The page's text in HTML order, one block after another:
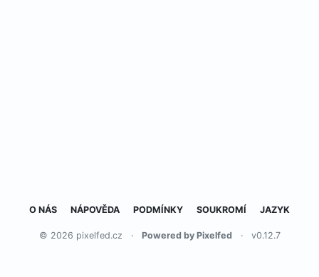
O NÁS NÁPOVĚDA PODMÍNKY SOUKROMÍ JAZYK
© 2026 pixelfed.cz · Powered by Pixelfed · v0.12.7